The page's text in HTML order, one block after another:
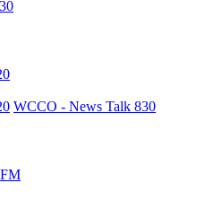
WCCO - News Talk 830